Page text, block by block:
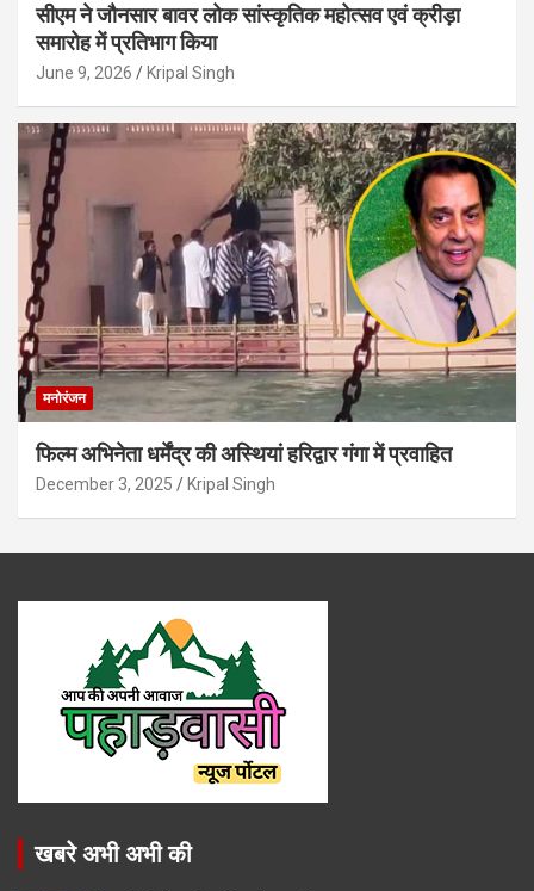
सीएम ने जौनसार बावर लोक सांस्कृतिक महोत्सव एवं क्रीड़ा
समारोह में प्रतिभाग किया
June 9, 2026 Kripal Singh
मनोरंजन
फिल्म अभिनेता धर्मेंद्र की अस्थियां हरिद्वार गंगा में प्रवाहित
December 3, 2025 Kripal Singh
खबरे अभी अभी की